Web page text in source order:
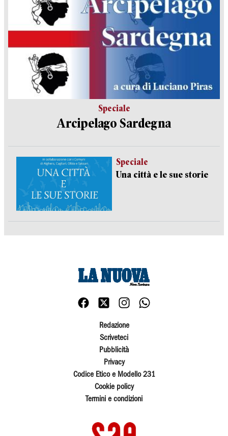
Speciale
Arcipelago Sardegna
Speciale
Una città e le sue storie
Redazione
Scriveteci
Pubblicità
Privacy
Codice Etico e Modello 231
Cookie policy
Termini e condizioni